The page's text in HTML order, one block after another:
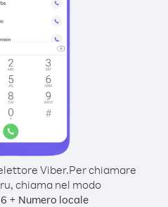
Viber.Per chiamare
chiama nel modo
+ Numero locale